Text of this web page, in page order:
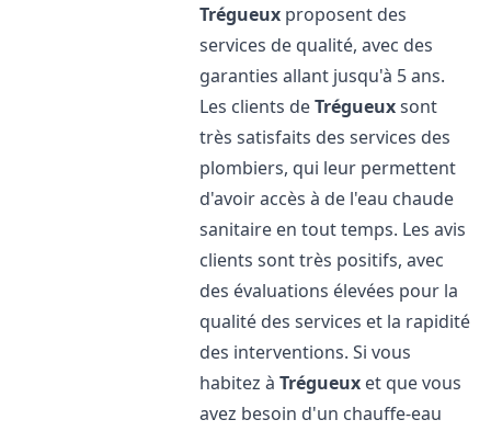
Trégueux proposent des
services de qualité, avec des
garanties allant jusqu'à 5 ans.
Les clients deTrégueuxsont
très satisfaits des services des
plombiers, qui leur permettent
d'avoir accès à de l'eau chaude
sanitaire en tout temps. Les avis
clients sont très positifs, avec
des évaluations élevées pour la
qualité des services et la rapidité
des interventions. Si vous
habitez àTrégueux et que vous
avez besoin d'un chauffe-eau